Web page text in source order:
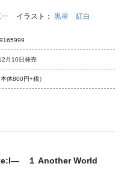
イラスト： 黒星 紅白
月10日発売
本体800円+税）
１ Another World